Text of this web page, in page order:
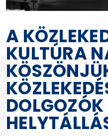
A
KULTÚRA
DOLGOZÓK